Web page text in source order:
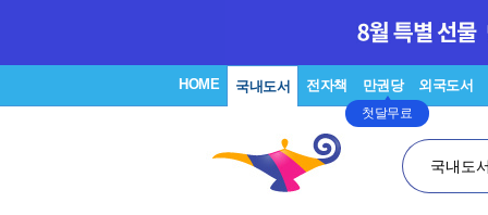
HOME 국내도서 전자책 만권당
첫달무료
외국도서
국내도